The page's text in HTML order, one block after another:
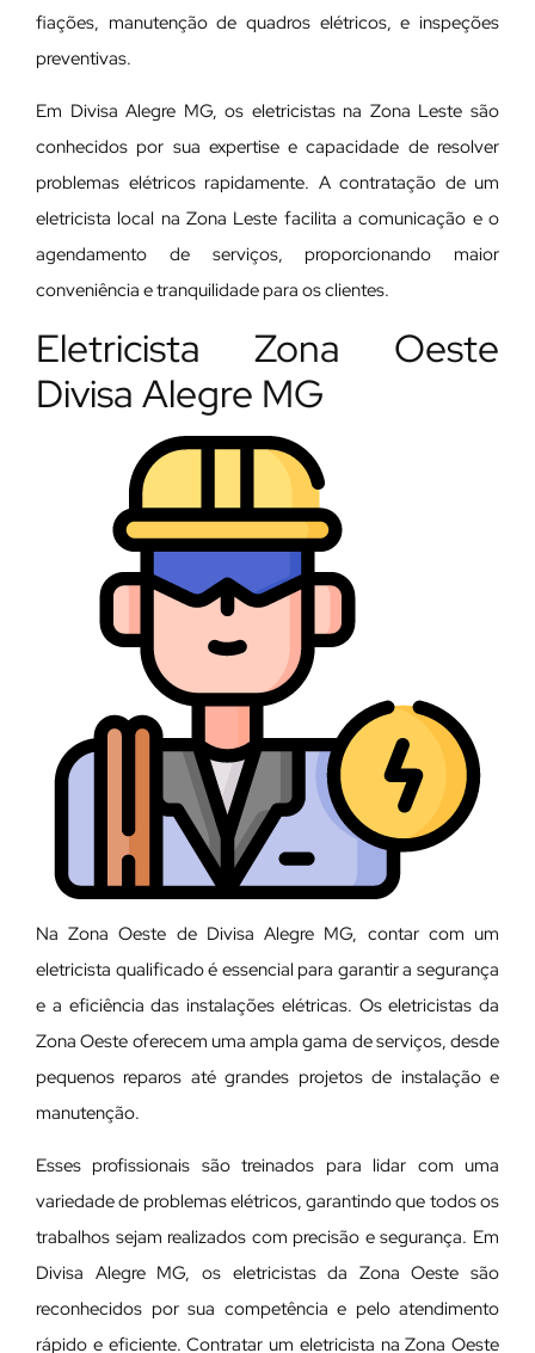
fiações, manutenção de quadros elétricos, e inspeções
preventivas.
Em Divisa Alegre MG, os eletricistas na Zona Leste são
conhecidos por sua expertise e capacidade de resolver
problemas elétricos rapidamente. A contratação de um
eletricista local na Zona Leste facilita a comunicação e o
agendamento de serviços, proporcionando maior
conveniência e tranquilidade para os clientes.
Eletricista Zona Oeste
Divisa Alegre MG
Na Zona Oeste de Divisa Alegre MG, contar com um
eletricista qualificado é essencial para garantir a segurança
e a eficiência das instalações elétricas. Os eletricistas da
Zona Oeste oferecem uma ampla gama de serviços, desde
pequenos reparos até grandes projetos de instalação e
manutenção.
Esses profissionais são treinados para lidar com uma
variedade de problemas elétricos, garantindo que todos os
trabalhos sejam realizados com precisão e segurança. Em
Divisa Alegre MG, os eletricistas da Zona Oeste são
reconhecidos por sua competência e pelo atendimento
rápido e eficiente. Contratar um eletricista na Zona Oeste